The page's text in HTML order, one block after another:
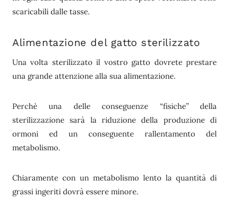
scaricabili dalle tasse.
Alimentazione del gatto sterilizzato
Una volta sterilizzato il vostro gatto dovrete prestare
una grande attenzione alla sua alimentazione.
Perchè una delle conseguenze “fisiche” della
sterilizzazione sarà la riduzione della produzione di
ormoni ed un conseguente rallentamento del
metabolismo.
Chiaramente con un metabolismo lento la quantità di
grassi ingeriti dovrà essere minore.